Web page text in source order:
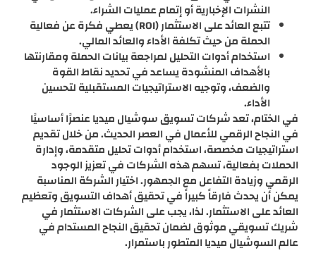
النشرات الإخبارية أو إتمام عمليات الشراء.
تتبع العائد على الاستثمار (ROI) يعطي فكرة عن فعالية
الحملة من حيث تكلفة الأداء والعائد المالي.
استخدام أدوات التحليل لمراجعة بيانات الحملة ومقارنتها
بالأهداف المنشودة يساعد في تحديد نقاط القوة
والضعف، وتوجيه الاستراتيجيات المستقبلية لتحسين
الأداء.
في الختام، تعد شركات تسويق سوشيال ميديا عنصرًا أساسيًا
في النجاح الرقمي للأعمال في العصر الحديث. من خلال تقديم
استراتيجيات مخصصة، استخدام أدوات تحليل متقدمة، وإدارة
الحملات بفعالية، تسهم هذه الشركات في تعزيز الوجود
الرقمي وزيادة التفاعل مع الجمهور. اختيار الشركة المناسبة
يمكن أن يحدث فارقاً كبيراً في تحقيق أهداف التسويق وتعظيم
العائد على الاستثمار. لذا، يجب على الشركات الاستثمار في
شريك تسويقي موثوق لضمان تحقيق النجاح المستدام في
عالم السوشيال ميديا المتطور باستمرار.